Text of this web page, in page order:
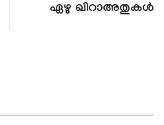
ഏഴു ഖിറാഅതുകള്‍